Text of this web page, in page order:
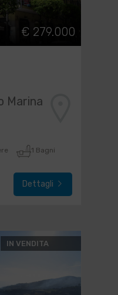
€ 279.000
Marina
1 Bagni
Dettagli
IN VENDITA